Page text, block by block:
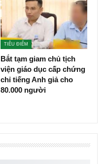
TIÊU ĐIỂM
Bắt tạm giam chủ tịch
viện giáo dục cấp chứng
chỉ tiếng Anh giả cho
80.000 người